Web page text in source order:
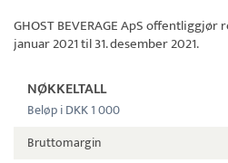
GHOST BEVERAGE ApSoffentliggjør
januar 2021 til 31. desember 2021.
NØKKELTALL
Beløp i DKK 1 000
Bruttomargin